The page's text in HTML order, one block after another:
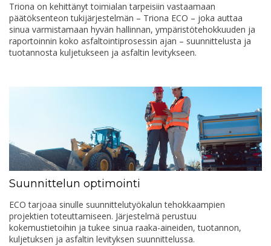
Triona on kehittänyt toimialan tarpeisiin vastaamaan
päätöksenteon tukijärjestelmän – Triona ECO – joka auttaa
sinua varmistamaan hyvän hallinnan, ympäristötehokkuuden ja
raportoinnin koko asfaltointiprosessin ajan – suunnittelusta ja
tuotannosta kuljetukseen ja asfaltin levitykseen.
Suunnittelun optimointi
ECO tarjoaa sinulle suunnittelutyökalun tehokkaampien
projektien toteuttamiseen. Järjestelmä perustuu
kokemustietoihin ja tukee sinua raaka-aineiden, tuotannon,
kuljetuksen ja asfaltin levityksen suunnittelussa.